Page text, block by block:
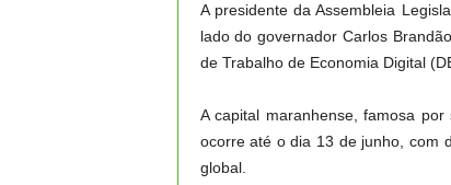
A presidente da Assembleia
lado do governador Carlos
de Trabalho de Economia Digital
A capital maranhense, famosa
ocorre até o dia 13 de junho, com
global.